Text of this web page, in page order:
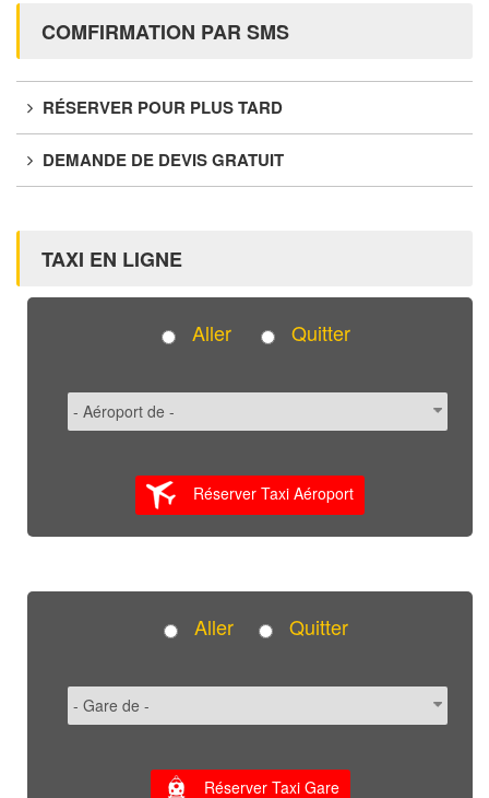
COMFIRMATION PAR SMS
RÉSERVER POUR PLUS TARD
DEMANDE DE DEVIS GRATUIT
TAXI EN LIGNE
Aller Quitter
Réserver Taxi Aéroport
Aller Quitter
Réserver Taxi Gare